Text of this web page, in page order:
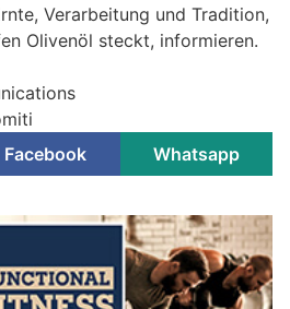
Verarbeitung und Tradition,
Olivenöl steckt, informieren.
Facebook Whatsapp